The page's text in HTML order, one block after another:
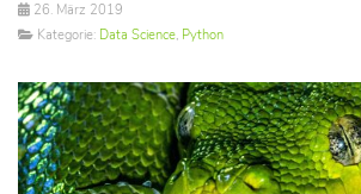
26. März 2019
Kategorie: Data Science, Python